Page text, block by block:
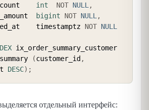
int NOT NULL ,
bigint NOT NULL ,
timestamptz
NOT NULL
(customer_id ,
DESC) ;
отдельный интерфейс: